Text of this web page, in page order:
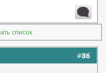
список
#86